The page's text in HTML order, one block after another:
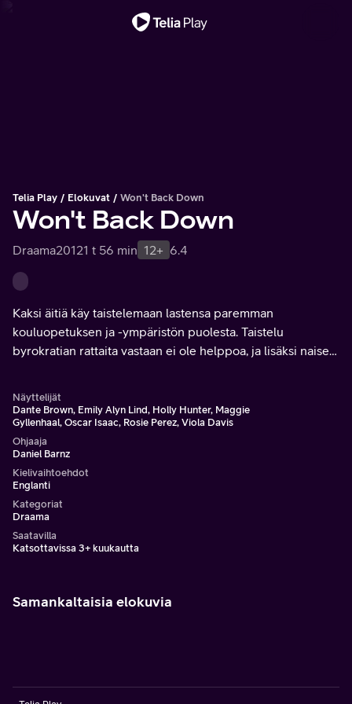
Telia Play Elokuvat Won't Back Down
Won't Back Down
Draama20121 t 56 min 12+ 6.4
Kaksi äitiä käy taistelemaan lastensa paremman
kouluopetuksen ja -ympäristön puolesta. Taistelu
byrokratian rattaita vastaan ei ole helppoa, ja lisäksi naiset
Näyttelijät
Dante Brown, Emily Alyn Lind, Holly Hunter, Maggie
Gyllenhaal, Oscar Isaac, Rosie Perez, Viola Davis
Ohjaaja
Daniel Barnz
Kielivaihtoehdot
Englanti
Kategoriat
Draama
Saatavilla
Katsottavissa 3+ kuukautta
Samankaltaisia elokuvia